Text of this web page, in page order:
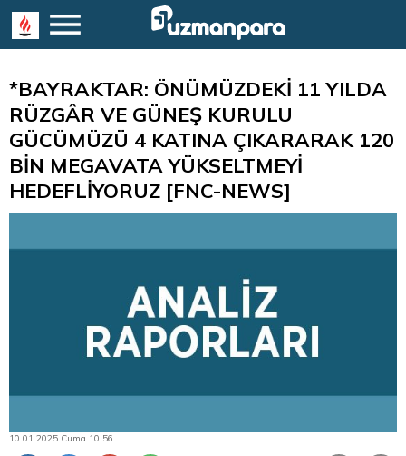
*BAYRAKTAR: ÖNÜMÜZDEKİ 11 YILDA
RÜZGÂR VE GÜNEŞ KURULU
GÜCÜMÜZÜ 4 KATINA ÇIKARARAK 120
BİN MEGAVATA YÜKSELTMEYİ
HEDEFLİYORUZ [FNC-NEWS]
10.01.2025 Cuma 10:56